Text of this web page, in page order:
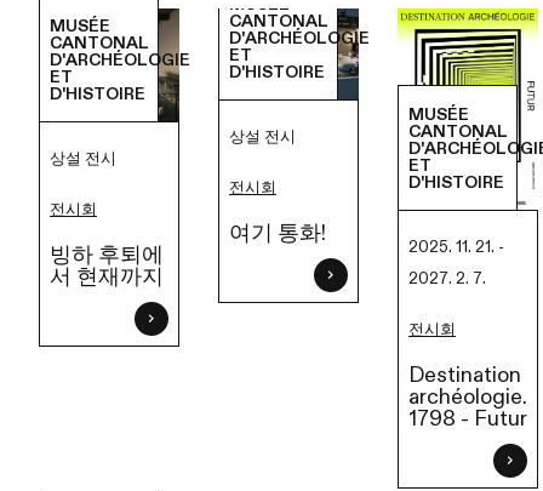
MUSÉE
CANTONAL
D'ARCHÉOLOGIE
ET
D'HISTOIRE
상설 전시
전시회
빙하 후퇴에
서 현재까지
CANTONAL
D'ARCHÉOLOGIE
ET
D'HISTOIRE
상설 전시
전시회
여기 통화!
MUSÉE
CANTONAL
ET
D'HISTOIRE
2025. 11. 21. -
2027. 2. 7.
전시회
Destination
archéologie.
1798 - Futur